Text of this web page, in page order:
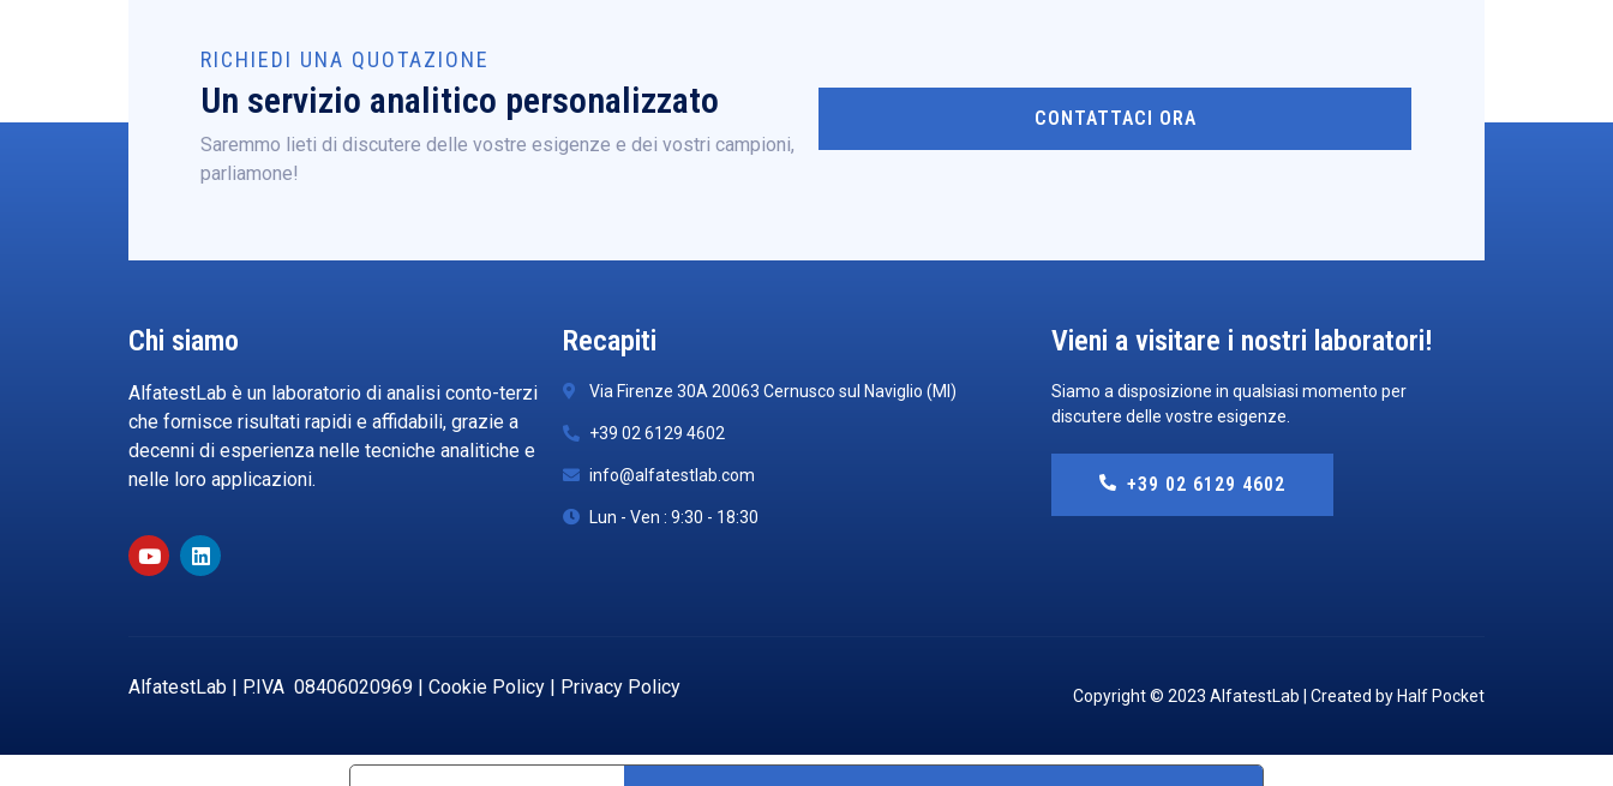
RICHIEDI UNA QUOTAZIONE
Un servizio analitico personalizzato
Saremmo lieti di discutere delle vostre esigenze e dei vostri campioni,
parliamone!
CONTATTACI ORA
Chi siamo
AlfatestLab è un laboratorio di analisi conto-terzi
che fornisce risultati rapidi e affidabili, grazie a
decenni di esperienza nelle tecniche analitiche e
nelle loro applicazioni.
Recapiti
Via Firenze 30A 20063 Cernusco sul Naviglio (MI)
+39 02 6129 4602
info@alfatestlab.com
Lun - Ven : 9:30 - 18:30
Vieni a visitare i nostri laboratori!
Siamo a disposizione in qualsiasi momento per
discutere delle vostre esigenze.
+39 02 6129 4602
AlfatestLab | P.IVA 08406020969 | Cookie Policy | Privacy Policy Copyright © 2023 AlfatestLab | Created by Half Pocket